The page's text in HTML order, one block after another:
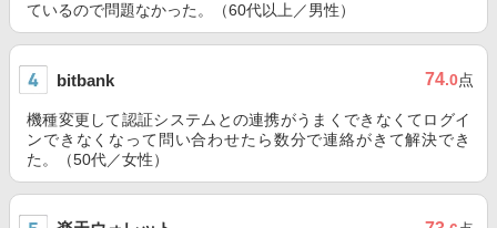
ているので問題なかった。（60代以上／男性）
bitbank 74.0点
機種変更して認証システムとの連携がうまくできなくてログイ
ンできなくなって問い合わせたら数分で連絡がきて解決でき
た。（50代／女性）